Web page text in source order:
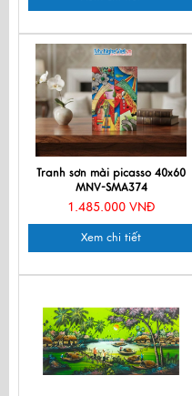
Tranh sơn mài picasso 40x60
MNV-SMA374
1.485.000 VNĐ
Xem chi tiết